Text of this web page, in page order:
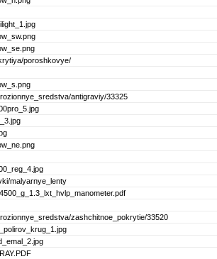
poroshkovye/
antigraviy/33325
malyarnye_lenty
zashchitnoe_pokrytie/33520